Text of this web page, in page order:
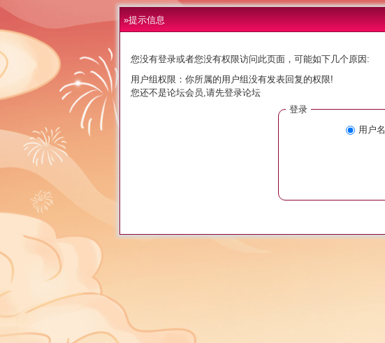
»提示信息
您没有登录或者您没有权限访问此页面，可能如下几个原因:
用户组权限：你所属的用户组没有发表回复的权限!
您还不是论坛会员,请先登录论坛
登录
用户名